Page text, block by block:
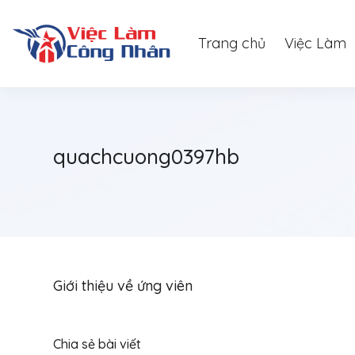
Trang chủ Việc Làm
quachcuong0397hb
Giới thiệu về ứng viên
Chia sẻ bài viết